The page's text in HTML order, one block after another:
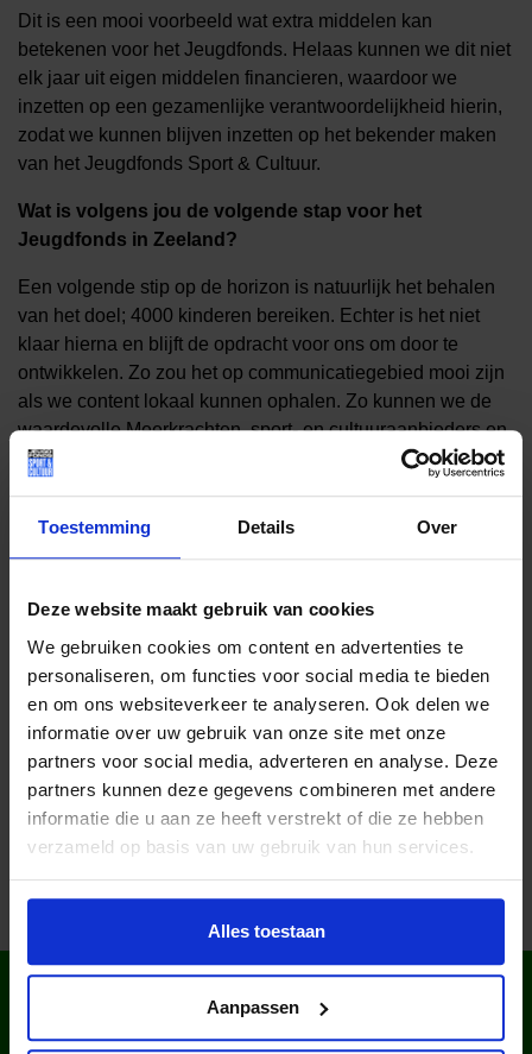
Toestemming Details Over
Deze website maakt gebruik van cookies
We gebruiken cookies om content en advertenties te
personaliseren, om functies voor social media te bieden
en om ons websiteverkeer te analyseren. Ook delen we
informatie over uw gebruik van onze site met onze
partners voor social media, adverteren en analyse. Deze
partners kunnen deze gegevens combineren met andere
informatie die u aan ze heeft verstrekt of die ze hebben
verzameld op basis van uw gebruik van hun services.
Alles toestaan
Aanpassen
Dit is een mooi voorbeeld wat extra middelen kan
betekenen voor het Jeugdfonds. Helaas kunnen we dit niet
elk jaar uit eigen middelen financieren, waardoor we
inzetten op een gezamenlijke verantwoordelijkheid hierin,
zodat we kunnen blijven inzetten op het bekender maken
van het Jeugdfonds Sport & Cultuur.
Wat is volgens jou de volgende stap voor het
Jeugdfonds in Zeeland?
Een volgende stip op de horizon is natuurlijk het behalen
van het doel; 4000 kinderen bereiken. Echter is het niet
klaar hierna en blijft de opdracht voor ons om door te
ontwikkelen. Zo zou het op communicatiegebied mooi zijn
als we content lokaal kunnen ophalen. Zo kunnen we de
waardevolle Meerkrachten, sport- en cultuuraanbieders en
andere betrokkenen een waardig podium geven.
Lees meer nieuws van Jeugdfonds Sport &
Cultuur Zeeland
Deel dit bericht op social media!
WIST JE DAT IN
NEDERLAND?